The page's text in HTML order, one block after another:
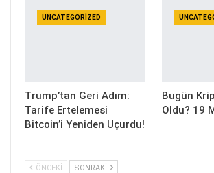
UNCATEGORIZED
Trump’tan Geri Adım:
Tarife Ertelemesi
Bitcoin’i Yeniden Uçurdu!
Bugün
Oldu? 19
ÖNCEKI SONRAKI